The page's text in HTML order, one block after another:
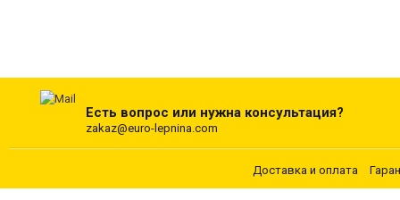
Есть вопрос или нужна консультация?
zakaz@euro-lepnina.com
Доставка и оплата